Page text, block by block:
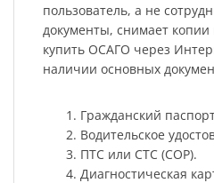
пользователь, а не
документы, снимает копии
купить ОСАГО через
наличии основных
Гражданский
Водительское
ПТС или СТС (СОР).
Диагностическая